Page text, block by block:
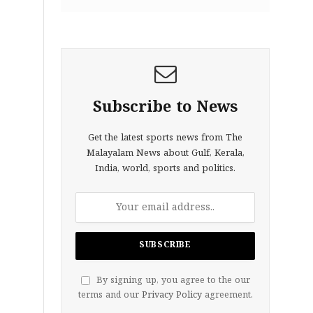
Subscribe to News
Get the latest sports news from The
Malayalam News about Gulf, Kerala,
India, world, sports and politics.
By signing up, you agree to the our
terms and our Privacy Policyagreement.